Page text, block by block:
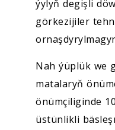
ýylyň degişli
görkezijiler
Nah ýüplük we
matalaryň
önümçiliginde
üstünlikli